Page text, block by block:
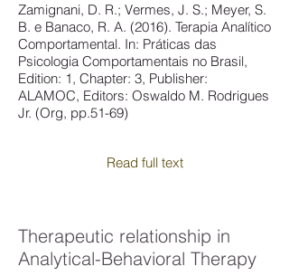
Zamignani, D. R.; Vermes, J. S.; Meyer, S.
B. e Banaco, R. A. (2016). Terapia Analítico
Comportamental. In: Práticas das
Psicologia Comportamentais no Brasil,
Edition: 1, Chapter: 3, Publisher:
ALAMOC, Editors: Oswaldo M. Rodrigues
Jr. (Org, pp.51-69)
Read full text
Therapeutic relationship in
Analytical-Behavioral Therapy